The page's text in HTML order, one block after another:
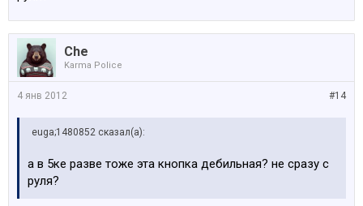
Che
Karma Police
#14
4 янв 2012
euga;1480852 сказал(а):
а в 5ке разве тоже эта кнопка дебильная? не сразу с
руля?